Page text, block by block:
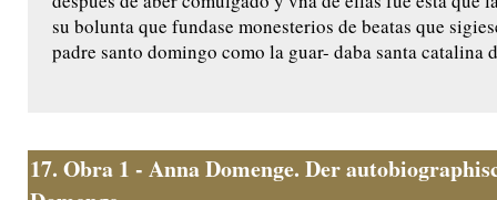
su bolunta que fundase monesterios de beatas que
padre santo domingo como la guar- daba santa catalina
17. Obra 1 - Anna Domenge. Der